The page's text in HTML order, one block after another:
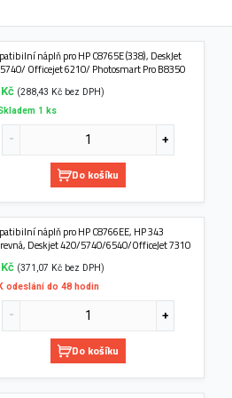
náplň pro HP C8765E (338), DeskJet
Officejet 6210/ Photosmart Pro B8350
(288,43 Kč bez DPH)
1 ks
Do košíku
náplň pro HP C8766EE, HP 343
Deskjet 420/5740/6540/OfficeJet 7310
(371,07 Kč bez DPH)
odeslání do 48 hodin
Do košíku